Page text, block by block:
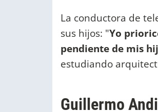
La conductora de
sus hijos: "Yo
pendiente de mis
estudiando
Guillermo